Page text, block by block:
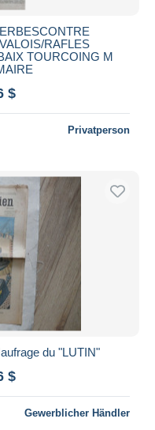
RAFLES
TOURCOING M
$
Privatperson
du "LUTIN"
$
Gewerblicher Händler